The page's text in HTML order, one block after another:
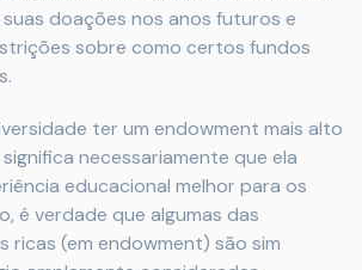
doações nos anos futuros e
sobre como certos fundos
ter um endowment mais alto
necessariamente que ela
educacional melhor para os
é verdade que algumas das
ricas (em endowment) são sim